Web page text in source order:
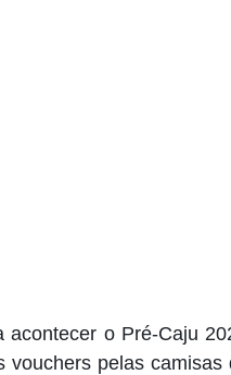
acontecer o Pré-Caju
vouchers pelas